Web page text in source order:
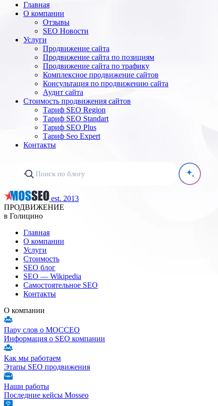
Главная
О компании
Отзывы
SEO Новости
Услуги
Продвижение сайта
Продвижение сайта по позициям
Продвижение сайта по трафику
Комплексное продвижение сайтов
Консультация по продвижению сайта
Аудит сайта
Стоимость продвижения сайтов
Тариф SEO Region
Тариф SEO Standart
Тариф SEO Plus
Тариф Seo Expert
Контакты
est. 2013
ПРОДВИЖЕНИЕ
в Голицино
Главная
О компании
Услуги
Стоимость
SEO блог
SEO — Wikipedia
Самостоятельное SEO
Контакты
О компании
Пару слов о МОССЕО
Информация о SEO компании
Как мы работаем
Этапы SEO продвижения
Наши работы
Последние кейсы Mosseo